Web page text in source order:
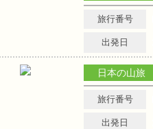
旅行番号
出発日
日本の山旅
旅行番号
出発日